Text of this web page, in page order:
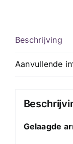
Beschrijving
Aanvullende
Gelaagde